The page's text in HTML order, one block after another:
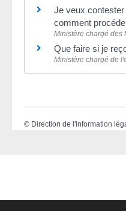
Je veux contester
comment
Ministère chargé des
Que faire si je
Ministère chargé de
© Direction de l'information